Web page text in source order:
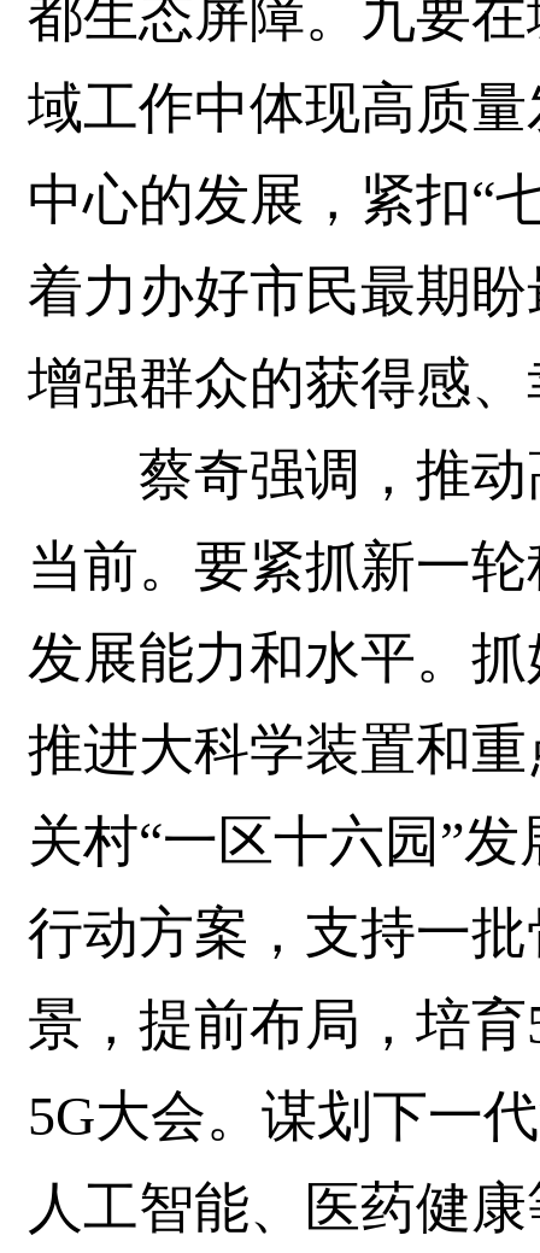
都生态屏障。九要
域工作中体现高质
中心的发展，紧扣“
着力办好市民最期
增强群众的获得感
蔡奇强调，推动
当前。要紧抓新一
发展能力和水平。
推进大科学装置和
关村“一区十六园”
行动方案，支持一
景，提前布局，培
5G大会。谋划下一
人工智能、医药健